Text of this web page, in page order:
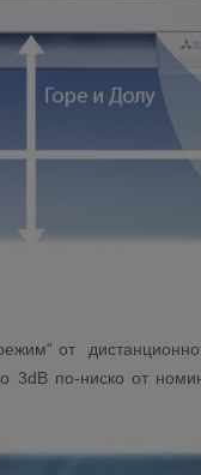
от
по-ниско от